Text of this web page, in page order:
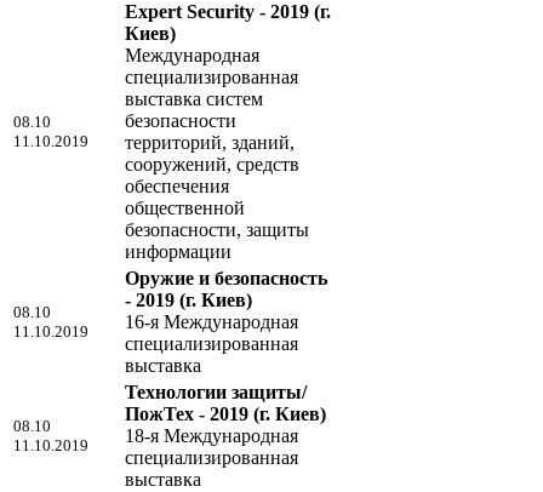
08.10
11.10.2019
Expert Security - 2019 (г.
Киев)
Международная
специализированная
выставка систем
безопасности
территорий, зданий,
сооружений, средств
обеспечения
общественной
безопасности, защиты
информации
08.10
11.10.2019
Оружие и безопасность
- 2019 (г. Киев)
16-я Международная
специализированная
выставка
08.10
11.10.2019
Технологии защиты/
ПожТех - 2019 (г. Киев)
18-я Международная
специализированная
выставка